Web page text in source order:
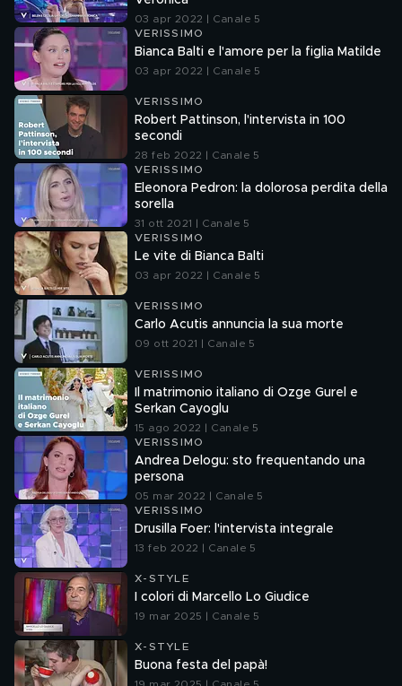
03 apr 2022 | Canale 5
VERISSIMO
Bianca Balti e l'amore per la figlia Matilde
03 apr 2022 | Canale 5
VERISSIMO
Robert Pattinson, l'intervista in 100
secondi
28 feb 2022 | Canale 5
VERISSIMO
Eleonora Pedron: la dolorosa perdita della
sorella
31 ott 2021 | Canale 5
VERISSIMO
Le vite di Bianca Balti
03 apr 2022 | Canale 5
VERISSIMO
Carlo Acutis annuncia la sua morte
09 ott 2021 | Canale 5
VERISSIMO
Il matrimonio italiano di Ozge Gurel e
Serkan Cayoglu
15 ago 2022 | Canale 5
VERISSIMO
Andrea Delogu: sto frequentando una
persona
05 mar 2022 | Canale 5
VERISSIMO
Drusilla Foer: l'intervista integrale
13 feb 2022 | Canale 5
X-STYLE
I colori di Marcello Lo Giudice
19 mar 2025 | Canale 5
X-STYLE
Buona festa del papà!